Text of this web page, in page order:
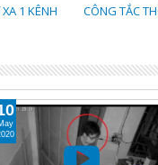
1 KÊNH
CÔNG TẮC